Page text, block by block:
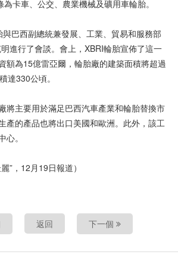
卡車、公交、農業機械及礦用車輪胎。
巴西副總統兼發展、工業、貿易和服務部
進行了會談。會上，XBRI輪胎宣佈了這一
額為15億雷亞爾，輪胎廠的建築面積將超過
達330公頃。
將主要用於滿足巴西汽車產業和輪胎替換市
產的產品也將出口美國和歐洲。此外，該工
心。
”，12月19日報道）
返回 下一個